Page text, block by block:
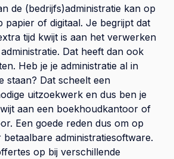
de (bedrijfs)administratie kan op
papier of digitaal. Je begrijpt dat
tijd kwijt is aan het verwerken
Dat heeft dan ook
Heb je je administratie al in
staan? Dat scheelt een
uitzoekwerk en dus ben je
aan een boekhoudkantoor of
Een goede reden dus om op
administratiesoftware.
op bij verschillende